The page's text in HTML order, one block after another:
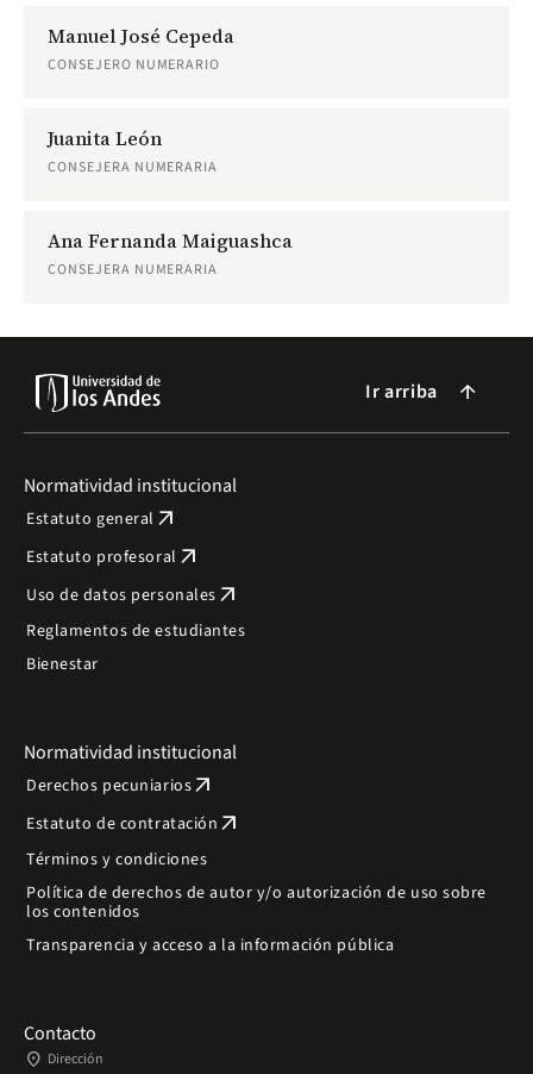
Manuel José Cepeda
CONSEJERO NUMERARIO
Juanita León
CONSEJERA NUMERARIA
Ana Fernanda Maiguashca
CONSEJERA NUMERARIA
Ir arriba arrow_forward
Normatividad institucional
Estatuto general arrow_outward
Estatuto profesoral arrow_outward
Uso de datos personales arrow_outward
Reglamentos de estudiantes
Bienestar
Normatividad institucional
Derechos pecuniariosarrow_outward
Estatuto de contratación arrow_outward
Términos y condiciones
Política de derechos de autor y/o autorización de uso sobre
los contenidos
Transparencia y acceso a la información pública
Contacto
place Dirección